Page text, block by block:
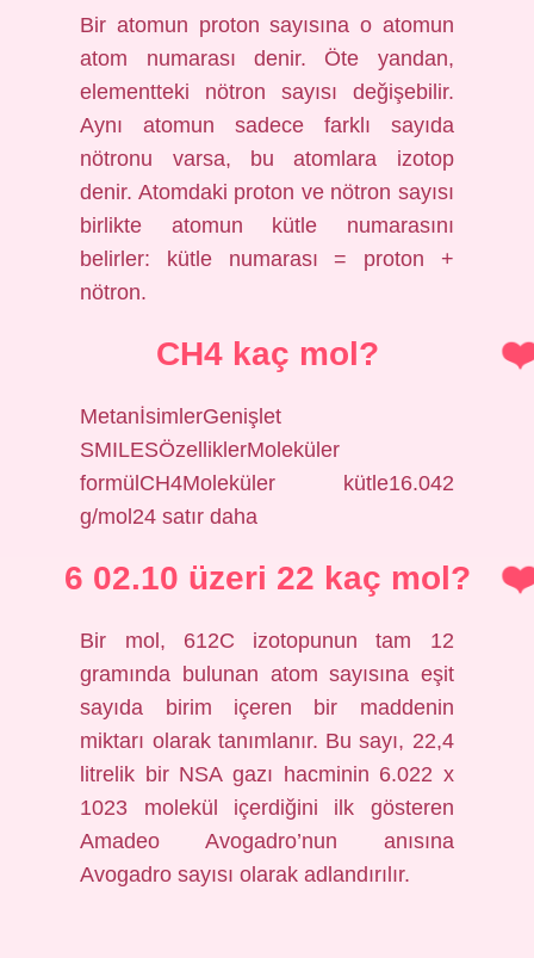
Bir atomun proton sayısına o atomun
atom numarası denir. Öte yandan,
elementteki nötron sayısı değişebilir.
Aynı atomun sadece farklı sayıda
nötronu varsa, bu atomlara izotop
denir. Atomdaki proton ve nötron sayısı
birlikte atomun kütle numarasını
belirler: kütle numarası = proton +
nötron.
CH4 kaç mol?
MetanİsimlerGenişlet
SMILESÖzelliklerMoleküler
formülCH4Moleküler kütle16.042
g/mol24 satır daha
6 02.10 üzeri 22 kaç mol?
Bir mol, 612C izotopunun tam 12
gramında bulunan atom sayısına eşit
sayıda birim içeren bir maddenin
miktarı olarak tanımlanır. Bu sayı, 22,4
litrelik bir NSA gazı hacminin 6.022 x
1023 molekül içerdiğini ilk gösteren
Amadeo Avogadro’nun anısına
Avogadro sayısı olarak adlandırılır.